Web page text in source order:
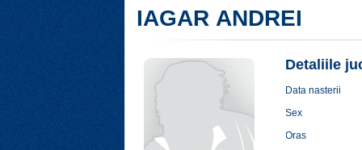
IAGAR ANDREI
Detaliile
Data nasterii
Sex
Oras